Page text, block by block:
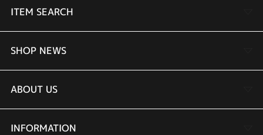
ITEM SEARCH
婚約指輪
結婚指輪
セットリング
SHOP NEWS
TAKEUCHI BRIDAL金沢本店情報
商品一覧
ABOUT US
会社概要
INFORMATION